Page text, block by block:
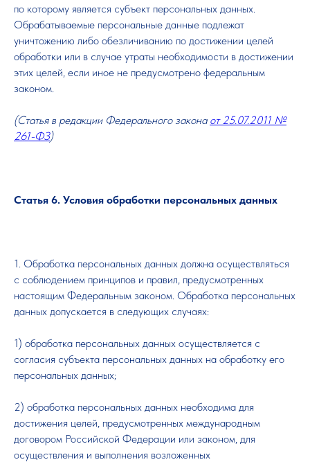
по которому является субъект персональных данных.
Обрабатываемые персональные данные подлежат
уничтожению либо обезличиванию по достижении целей
обработки или в случае утраты необходимости в достижении
этих целей, если иное не предусмотрено федеральным
законом.
(Статья в редакции Федерального закона от 25.07.2011 №
261-ФЗ)
Статья 6. Условия обработки персональных данных
1. Обработка персональных данных должна осуществляться
с соблюдением принципов и правил, предусмотренных
настоящим Федеральным законом. Обработка персональных
данных допускается в следующих случаях:
1) обработка персональных данных осуществляется с
согласия субъекта персональных данных на обработку его
персональных данных;
2) обработка персональных данных необходима для
достижения целей, предусмотренных международным
договором Российской Федерации или законом, для
осуществления и выполнения возложенных